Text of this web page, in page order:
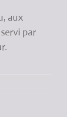
aux
par